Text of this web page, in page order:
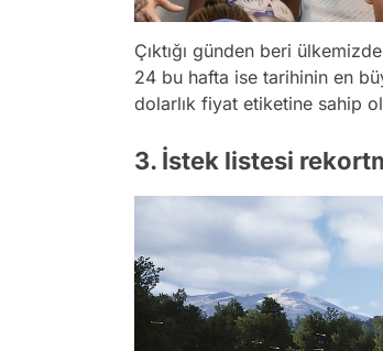
Çıktığı günden beri
24 bu hafta ise tarihinin en
dolarlık fiyat etiketine sahip
3. İstek listesi